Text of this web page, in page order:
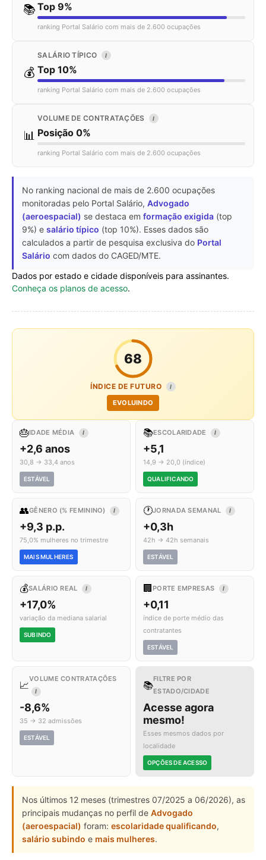
📚 Top 9%
ranking Portal Salário com mais de 2.600 ocupações
💰
SALÁRIO TÍPICO I
Top 10%
ranking Portal Salário com mais de 2.600 ocupações
📊
VOLUME DE CONTRATAÇÕES I
Posição 0%
ranking Portal Salário com mais de 2.600 ocupações
No ranking nacional de mais de 2.600 ocupações
monitoradas pelo Portal Salário, Advogado
(aeroespacial) se destaca em formação exigida (top
9%) e salário típico (top 10%). Esses dados são
calculados a partir de pesquisa exclusiva do Portal
Salário com dados do CAGED/MTE.
Dados por estado e cidade disponíveis para assinantes.
Conheça os planos de acesso.
68
ÍNDICE DE FUTURO I
EVOLUINDO
🎂IDADE MÉDIA I
+2,6 anos
30,8 → 33,4 anos
ESTÁVEL
📚ESCOLARIDADE I
+5,1
14,9 → 20,0 (índice)
QUALIFICANDO
👥GÊNERO (% FEMININO) I
+9,3 p.p.
75,0% mulheres no trimestre
MAIS MULHERES
🕐JORNADA SEMANAL I
+0,3h
42h → 42h semanais
ESTÁVEL
💰SALÁRIO REAL I
+17,0%
variação da mediana salarial
SUBINDO
🏢 PORTE EMPRESAS I
+0,11
índice de porte médio das
contratantes
ESTÁVEL
📈
VOLUME CONTRATAÇÕES
I
-8,6%
35 → 32 admissões
ESTÁVEL
📚
FILTRE POR
ESTADO/CIDADE
Acesse agora
mesmo!
Esses mesmos dados por
localidade
OPÇÕES DE ACESSO
Nos últimos 12 meses (trimestres 07/2025 a 06/2026), as
principais mudanças no perfil de Advogado
(aeroespacial) foram: escolaridade qualificando,
salário subindo e mais mulheres.